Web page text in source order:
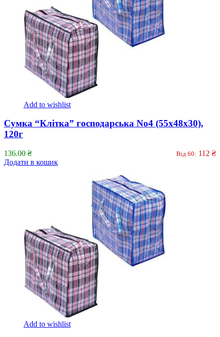
Add to wishlist
Сумка “Клітка” господарська No4 (55x48x30),
120г
136.00 ₴ Від 60: 112 ₴
Додати в кошик
Add to wishlist